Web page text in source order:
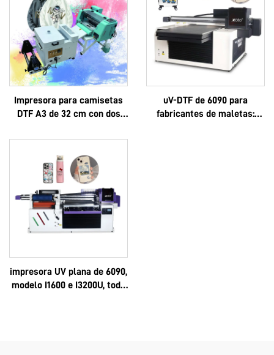
Impresora para camisetas
DTF A3 de 32 cm con dos
cabezales i1600A1
uV-DTF de 6090 para
fabricantes de maletas:
impresora UV plana de 6090,
modelo I1600 e I3200U, todo